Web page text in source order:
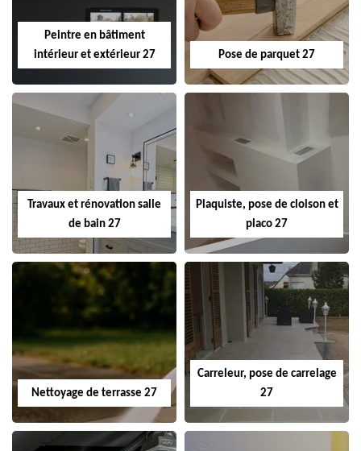
Peintre en bâtiment
intérieur et extérieur 27
Pose de parquet 27
Travaux et rénovation salle
de bain 27
Plaquiste, pose de cloison et
placo 27
Nettoyage de terrasse 27
Carreleur, pose de carrelage
27